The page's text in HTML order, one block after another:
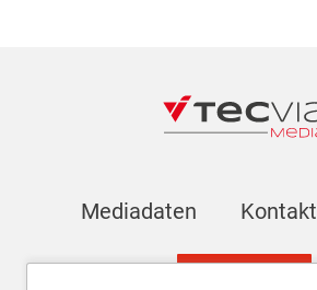
Mediadaten Kontakt